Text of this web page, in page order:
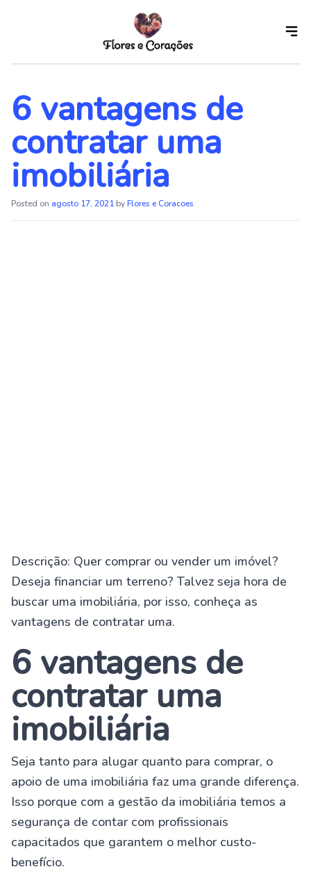
content
6 vantagens de
contratar uma
imobiliária
Posted on agosto 17, 2021 byFlores e Coracoes
Descrição: Quer comprar ou vender um imóvel?
Deseja financiar um terreno? Talvez seja hora de
buscar uma imobiliária, por isso, conheça as
vantagens de contratar uma.
6 vantagens de
contratar uma
imobiliária
Seja tanto para alugar quanto para comprar, o
apoio de uma imobiliária faz uma grande diferença.
Isso porque com a gestão da imobiliária temos a
segurança de contar com profissionais
capacitados que garantem o melhor custo-
benefício.